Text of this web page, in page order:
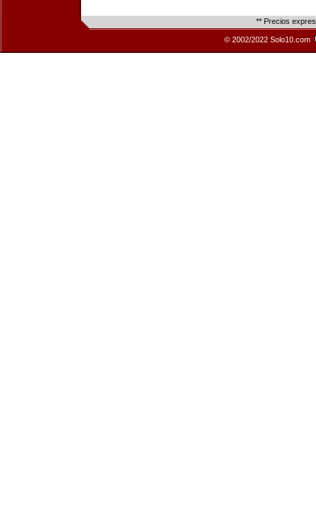
** Precios
© 2002/2022 Solo10.com